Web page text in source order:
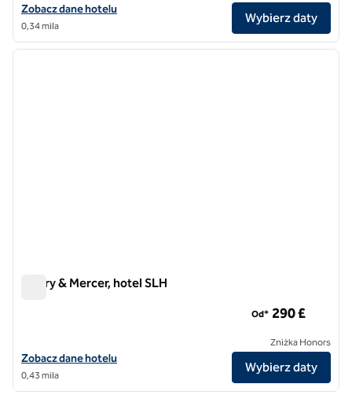
Zobacz szczegóły hotelu Hilton London Tower Bridge
Zobacz dane hotelu
0,34 mila
Wybierz daty
1/10
1 z 10
Vintry & Mercer, hotel SLH
Zobacz szczegóły hotelu Vintry & Mercer, SLH Hotel
Zobacz dane hotelu
0,43 mila
Od* 290 £
Zniżka Honors
Wybierz daty
1/11